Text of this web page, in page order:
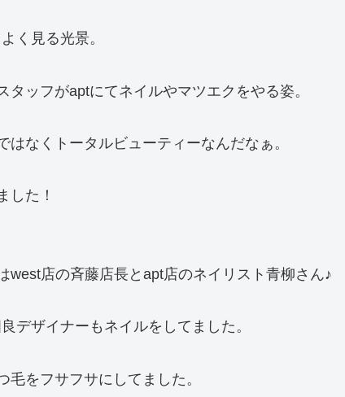
く見る光景。
タッフがaptにてネイルやマツエクをやる姿。
はなくトータルビューティーなんだなぁ。
した！
west店の斉藤店長とapt店のネイリスト青柳さん♪
デザイナーもネイルをしてました。
毛をフサフサにしてました。